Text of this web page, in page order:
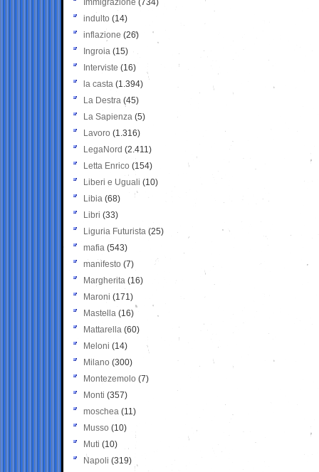
Immigrazione (734)
indulto (14)
inflazione (26)
Ingroia (15)
Interviste (16)
la casta (1.394)
La Destra (45)
La Sapienza (5)
Lavoro (1.316)
LegaNord (2.411)
Letta Enrico (154)
Liberi e Uguali (10)
Libia (68)
Libri (33)
Liguria Futurista (25)
mafia (543)
manifesto (7)
Margherita (16)
Maroni (171)
Mastella (16)
Mattarella (60)
Meloni (14)
Milano (300)
Montezemolo (7)
Monti (357)
moschea (11)
Musso (10)
Muti (10)
Napoli (319)